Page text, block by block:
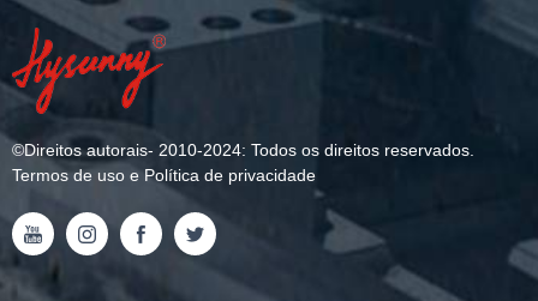
©Direitos autorais- 2010-2024: Todos os direitos reservados.
Termos de uso e Política de privacidade